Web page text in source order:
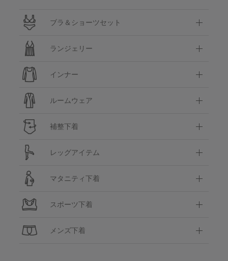
ブラ＆ショーツセット
ランジェリー
インナー
ルームウェア
補整下着
レッグアイテム
マタニティ下着
スポーツ下着
メンズ下着